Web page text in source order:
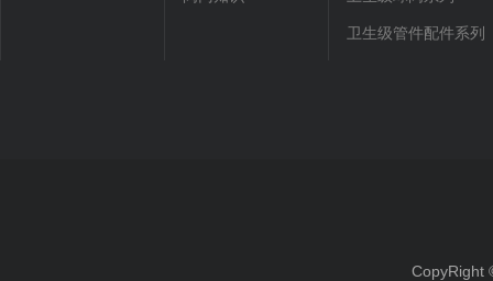
卫生级管件配件系列
CopyRight